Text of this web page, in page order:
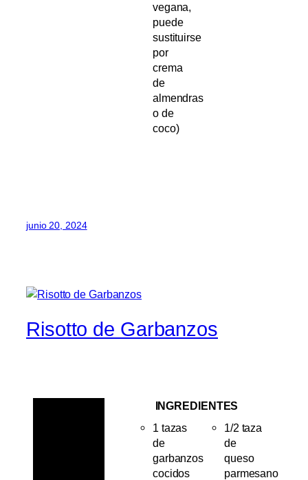
vegana,
puede
sustituirse
por
crema
de
almendras
o de
coco)
junio 20, 2024
Risotto de Garbanzos
INGREDIENTES
1 tazas
de
garbanzos
cocidos
1/2 taza
de
queso
parmesano